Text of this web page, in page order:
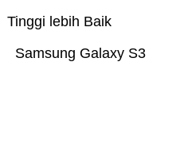
Tinggi lebih Baik
Samsung Galaxy S3